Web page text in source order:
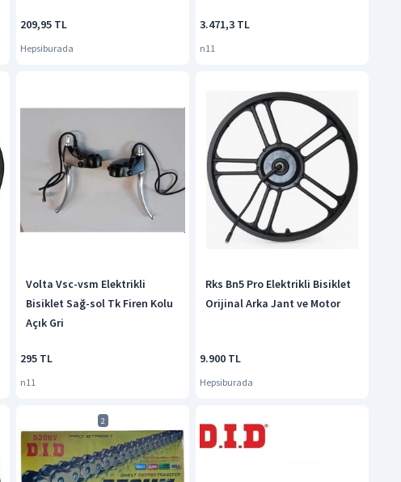
209,95 TL
Hepsiburada
3.471,3 TL
n11
Volta Vsc-vsm Elektrikli
Bisiklet Sağ-sol Tk Firen Kolu
Açık Gri
295 TL
n11
Rks Bn5 Pro Elektrikli Bisiklet
Orijinal Arka Jant ve Motor
9.900 TL
Hepsiburada
2